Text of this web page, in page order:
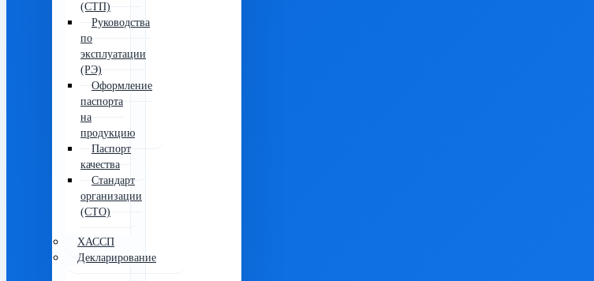
(СТП)
Руководства
по
эксплуатации
(РЭ)
Оформление
паспорта
на
продукцию
Паспорт
качества
Стандарт
организации
(СТО)
ХАССП
Декларирование